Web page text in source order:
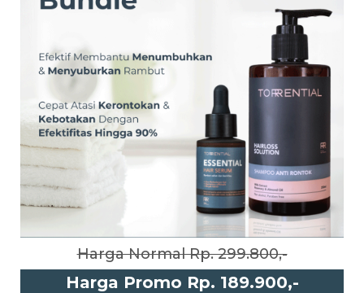
Harga Normal Rp. 299.800,-
Harga Promo Rp. 189.900,-